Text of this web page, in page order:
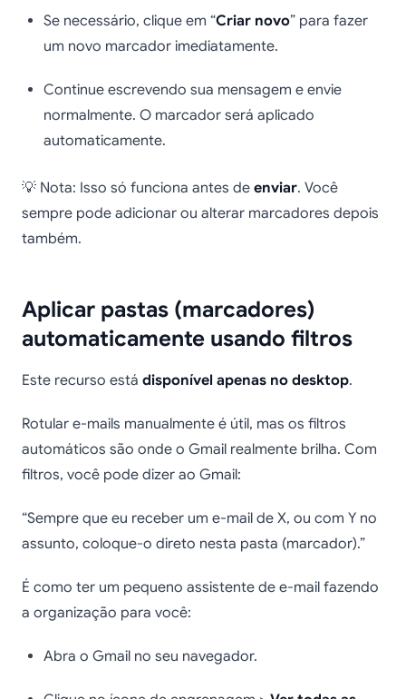
Se necessário, clique em “Criar novo” para fazer
um novo marcador imediatamente.
Continue escrevendo sua mensagem e envie
normalmente. O marcador será aplicado
automaticamente.
💡 Nota: Isso só funciona antes de enviar. Você
sempre pode adicionar ou alterar marcadores depois
também.
Aplicar pastas (marcadores)
automaticamente usando filtros
Este recurso está disponível apenas no desktop.
Rotular e-mails manualmente é útil, mas os filtros
automáticos são onde o Gmail realmente brilha. Com
filtros, você pode dizer ao Gmail:
“Sempre que eu receber um e-mail de X, ou com Y no
assunto, coloque-o direto nesta pasta (marcador).”
É como ter um pequeno assistente de e-mail fazendo
a organização para você:
Abra o Gmail no seu navegador.